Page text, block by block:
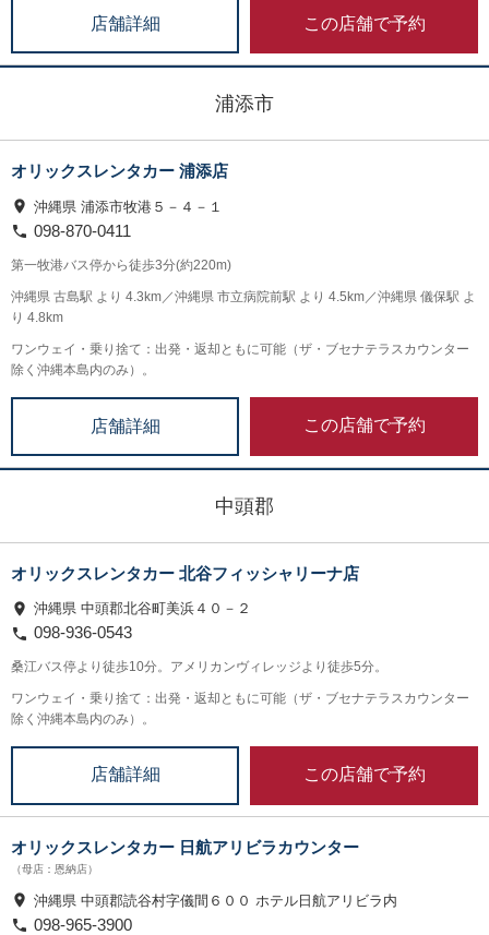
店舗詳細 この店舗で予約
浦添市
オリックスレンタカー 浦添店
沖縄県 浦添市牧港５－４－１
098-870-0411
第一牧港バス停から徒歩3分(約220m)
沖縄県 古島駅 より 4.3km／沖縄県 市立病院前駅 より 4.5km／沖縄県 儀保駅 よ
り 4.8km
ワンウェイ・乗り捨て：出発・返却ともに可能（ザ・ブセナテラスカウンター
除く沖縄本島内のみ）。
店舗詳細 この店舗で予約
中頭郡
オリックスレンタカー 北谷フィッシャリーナ店
沖縄県 中頭郡北谷町美浜４０－２
098-936-0543
桑江バス停より徒歩10分。アメリカンヴィレッジより徒歩5分。
ワンウェイ・乗り捨て：出発・返却ともに可能（ザ・ブセナテラスカウンター
除く沖縄本島内のみ）。
店舗詳細 この店舗で予約
オリックスレンタカー 日航アリビラカウンター
（母店：恩納店）
沖縄県 中頭郡読谷村字儀間６００ ホテル日航アリビラ内
098-965-3900